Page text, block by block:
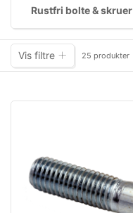
Rustfri bolte & skruer
Vis filtre 25 produkter